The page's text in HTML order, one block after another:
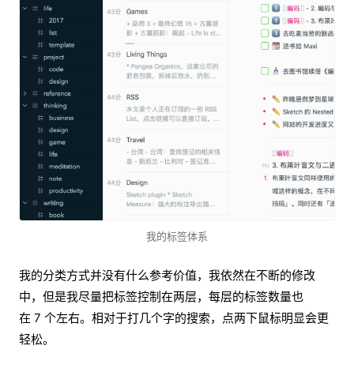
我的标签体系
我的分类方式并没有什么参考价值，我依然在不断的修改
中，但是我尽量把标签控制在两层，每层的标签数量也
在 7 个左右。相对于打几个字的搜索，点两下鼠标明显会更
轻松。